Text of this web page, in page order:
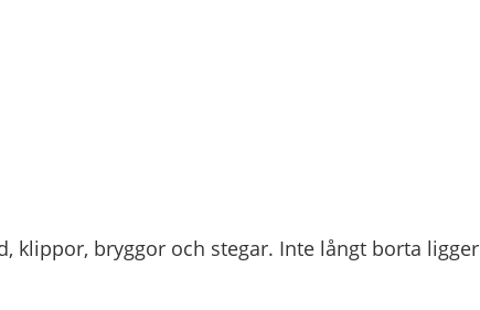
klippor, bryggor och stegar. Inte långt borta ligger